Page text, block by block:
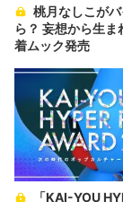
ら？ 妄想から生ま
着ムック発売